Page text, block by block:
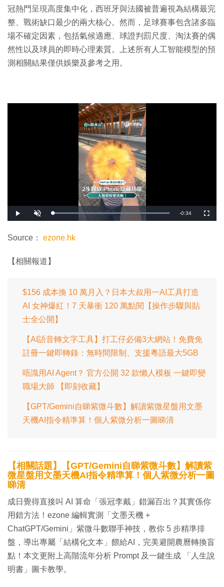
冠熱門呈現高度集中化，西班牙與法國被普遍視為結構最完
整、戰術缺口最少的兩大核心。然而，足球賽事包含諸多臨
場不確定因素，包括氣候適應、球證判罰尺度、淘汰賽的偶
然性以及球員的即時心理素質。上述所有人工智能模型的預
測相關結果僅供娛樂及參考之用。
播
放
開
啟
載
入
剩
-0:34
全
螢
Source： ezone.hk
【相關報道】
$156 成本換 10 萬月入？日本大叔用一AI工具打造
AI 女神爆紅！7 天暴衝 120 萬點閱【操作步驟與貼
士全公開】
【AI語音轉文字工具】打工仔必備3大網站！免費免
註冊一鍵即轉錄：無時間限制、支援粵語最大5GB
唔識用AI Agent？ 官方公開 32 款懶人模板 一鍵即變
職場大師 【即刻收藏】
【GPT/Gemini自睇紫微斗數】解讀紫微星盤用文墨
天機AI指令精準算！個人紫微分析一圖睇清
【相關話題】【GPT/Gemini自睇紫微斗數】解讀紫
微星盤用文墨天機AI指令精準算！個人紫微分析一圖
睇清
成日覺得直接叫 AI 算命「張冠李戴」錯漏百出？其實係你
用錯方法！ezone 編輯實測「文墨天機 +
ChatGPT/Gemini」紫微斗數聯手神技，教你 5 步精準排
盤，導出專屬「結構化文本」餵給AI，完美避開農曆轉換盲
點！本文更附上高階流年分析 Prompt 及一鍵生成 「人生說
明書」圖卡教學。